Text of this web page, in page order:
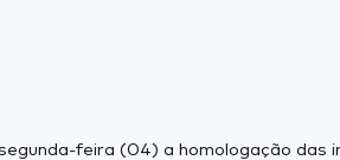
feira (04) a homologação